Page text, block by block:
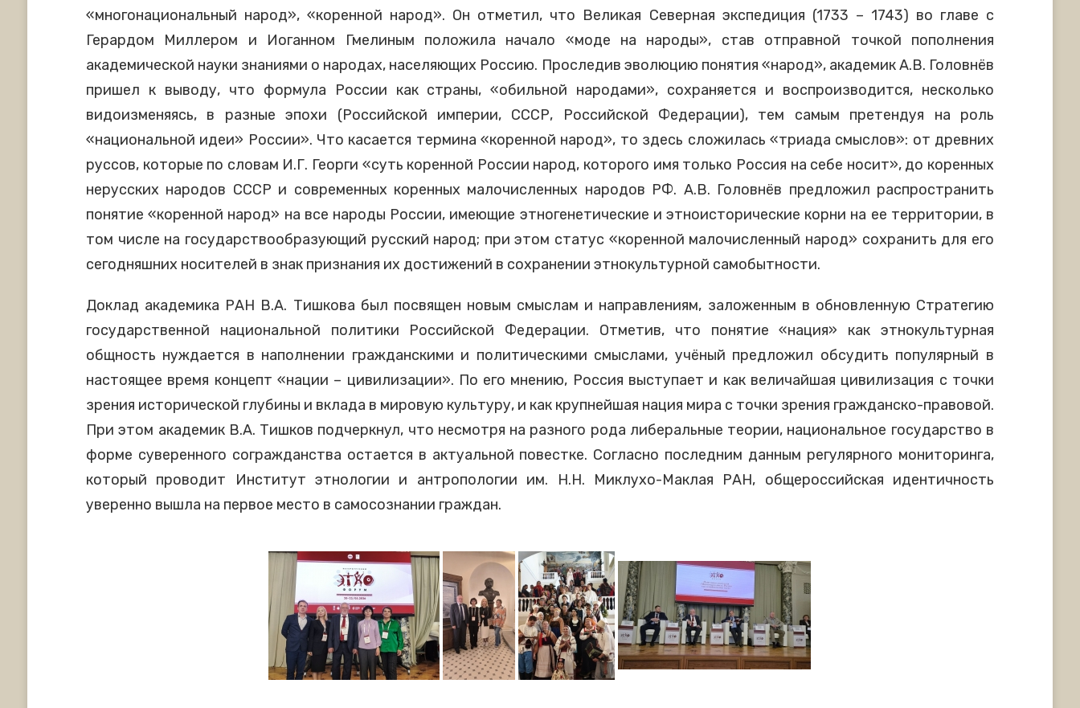
«многонациональный народ», «коренной народ». Он отметил, что Великая Северная экспедиция (1733 – 1743) во главе с
Герардом Миллером и Иоганном Гмелиным положила начало «моде на народы», став отправной точкой пополнения
академической науки знаниями о народах, населяющих Россию. Проследив эволюцию понятия «народ», академик А.В. Головнёв
пришел к выводу, что формула России как страны, «обильной народами», сохраняется и воспроизводится, несколько
видоизменяясь, в разные эпохи (Российской империи, СССР, Российской Федерации), тем самым претендуя на роль
«национальной идеи» России». Что касается термина «коренной народ», то здесь сложилась «триада смыслов»: от древних
руссов, которые по словам И.Г. Георги «суть коренной России народ, которого имя только Россия на себе носит», до коренных
нерусских народов СССР и современных коренных малочисленных народов РФ. А.В. Головнёв предложил распространить
понятие «коренной народ» на все народы России, имеющие этногенетические и этноисторические корни на ее территории, в
том числе на государствообразующий русский народ; при этом статус «коренной малочисленный народ» сохранить для его
сегодняшних носителей в знак признания их достижений в сохранении этнокультурной самобытности.
Доклад академика РАН В.А. Тишкова был посвящен новым смыслам и направлениям, заложенным в обновленную Стратегию
государственной национальной политики Российской Федерации. Отметив, что понятие «нация» как этнокультурная
общность нуждается в наполнении гражданскими и политическими смыслами, учёный предложил обсудить популярный в
настоящее время концепт «нации – цивилизации». По его мнению, Россия выступает и как величайшая цивилизация с точки
зрения исторической глубины и вклада в мировую культуру, и как крупнейшая нация мира с точки зрения гражданско-правовой.
При этом академик В.А. Тишков подчеркнул, что несмотря на разного рода либеральные теории, национальное государство в
форме суверенного согражданства остается в актуальной повестке. Согласно последним данным регулярного мониторинга,
который проводит Институт этнологии и антропологии им. Н.Н. Миклухо-Маклая РАН, общероссийская идентичность
уверенно вышла на первое место в самосознании граждан.